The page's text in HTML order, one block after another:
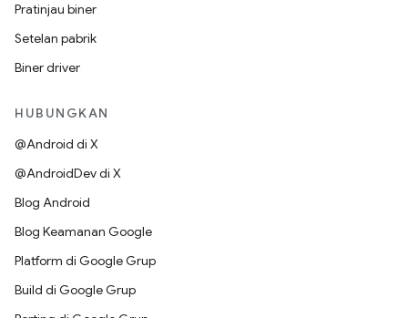
Pratinjau biner
Setelan pabrik
Biner driver
HUBUNGKAN
@Android di X
@AndroidDev di X
Blog Android
Blog Keamanan Google
Platform di Google Grup
Build di Google Grup